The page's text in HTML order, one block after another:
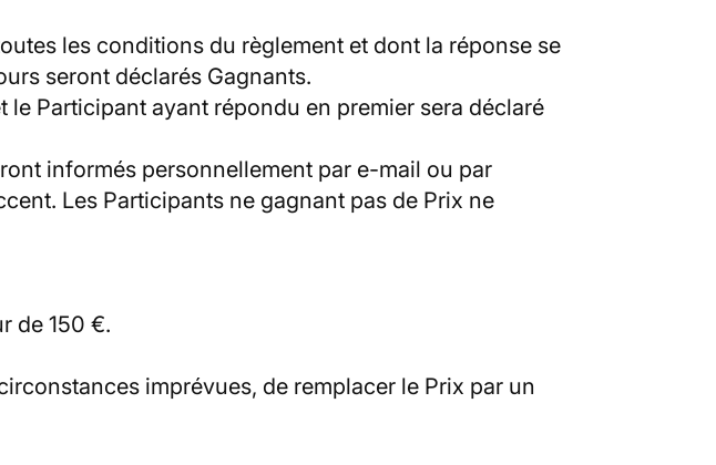
les conditions du règlement et dont la réponse se
seront déclarés Gagnants.
le Participant ayant répondu en premier sera déclaré
informés personnellement par e-mail ou par
Les Participants ne gagnant pas de Prix ne
de 150 €.
imprévues, de remplacer le Prix par un